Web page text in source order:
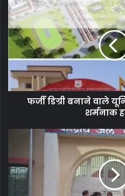
फर्जी
डिग्री
बनाने
वाले
यूनिवर्सिटी
संचालको
की
शर्मनाक
हरकत
फर्जी डिग्री बनाने वाले
शर्मनाक
में
उठाईगिरी